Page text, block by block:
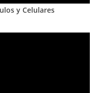
y Celulares